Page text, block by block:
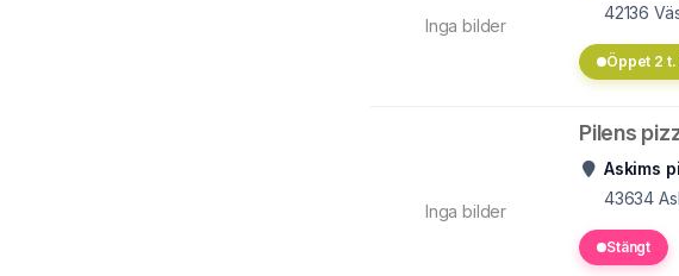
Inga bilder
42136
Öppet 2
Inga bilder
Pilens
Askims
43634
Stängt